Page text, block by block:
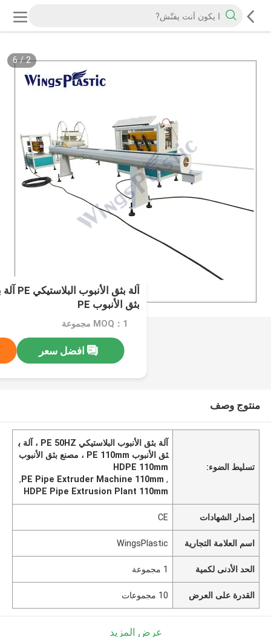
2
/
6
بثق الأنبوب PE
MOQ：1 مجموعة
افضل سعر
منتوج وصف
تسليط الضوء:
آلة بثق الأنبوب البلاستيكي PE 50HZ ، آلة ب
ثق الأنبوب PE 110mm ، مصنع بثق الأنبوب
HDPE 110mm
,
PE Pipe Extruder Machine 110mm
,
HDPE Pipe Extrusion Plant 110mm
إصدار الشهادات CE
اسم العلامة التجارية WingsPlastic
الحد الأدنى لكمية 1 مجموعة
القدرة على العرض 10 مجموعات
عرض المزيد